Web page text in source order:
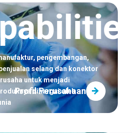
sinergis fluorin dan silikon
ketahanan panas dan daya
FUSSOTHERMO-
pengembangan,
selang dan konektor
untuk menjadi
dihargai oleh
Profil Perusahaan